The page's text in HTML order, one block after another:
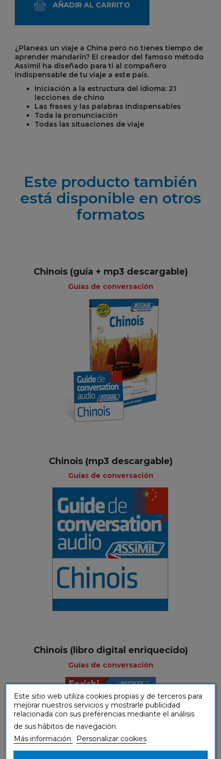
AÑADIR AL CARRITO
¿Planeas un viaje a China pero no tienes tiempo de
aprender mandarín? El creador del famoso método
Assimil ha diseñado para ti al compañero
indispensable de tu viaje a este país.
Iniciación a la estructura del idioma: 21
lecciones de chino
Las frases y las palabras indispensables
Toda la pronunciación
Todas las situaciones de viaje
Este producto también
está disponible en otros
formatos
Chinois (guía + mp3 descargable)
Guías de conversación
Chinois (mp3 descargable)
Guías de conversación
Chinois (libro digital enriquecido)
Guías de conversación
Este sitio web utiliza cookies propias y de terceros para
mejorar nuestros servicios y mostrarle publicidad
relacionada con sus preferencias mediante el análisis
de sus hábitos de navegación.
Más información
Personalizar cookies